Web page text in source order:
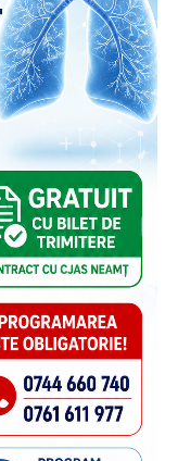
părinților din
persoanelor în
și
și educației,
a copiilor și
plecați la muncă în
Autorității
și Adopție,
Craiova,
de Organizația
și prevenire,
și povești de
de colaborare am
importante